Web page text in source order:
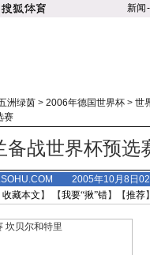
新闻-
洲绿茵 > 2006年德国世界杯 > 世
赛
备战世界杯预选
2005年10月8日
收藏本文 】 【我要“揪”错】【推荐